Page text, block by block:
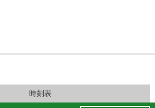
時刻表